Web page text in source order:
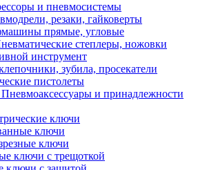
и пневмосистемы
резаки, гайковерты
прямые, угловые
степлеры, ножовки
инструмент
зубила, просекатели
пистолеты
Пневмоаксессуары и принадлежности
ключи
ключи
ключи
ключи с трещоткой